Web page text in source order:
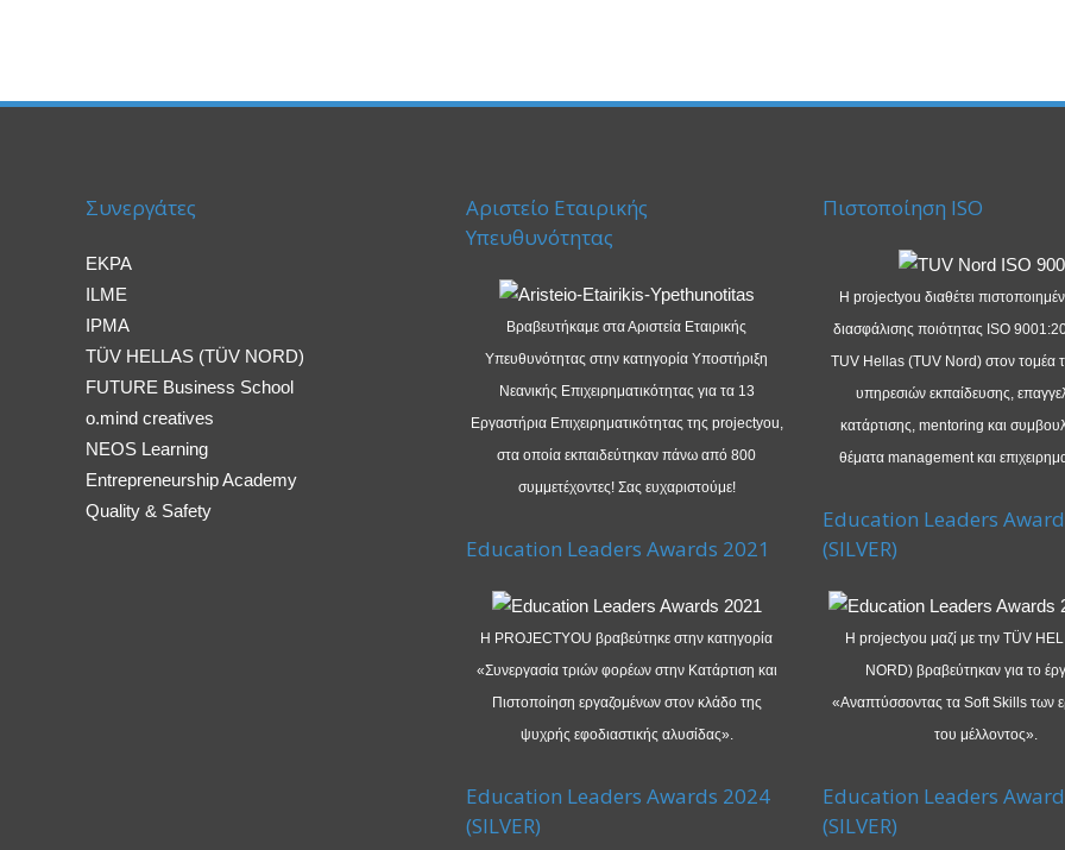
Συνεργάτες
EKPA
ILME
IPMA
TÜV HELLAS (TÜV NORD)
FUTURE Business School
o.mind creatives
NEOS Learning
Entrepreneurship Academy
Quality & Safety
Αριστείο Εταιρικής
Υπευθυνότητας
Βραβευτήκαμε στα Αριστεία Εταιρικής
Υπευθυνότητας στην κατηγορία Υποστήριξη
Νεανικής Επιχειρηματικότητας για τα 13
Εργαστήρια Επιχειρηματικότητας της projectyou,
στα οποία εκπαιδεύτηκαν πάνω από 800
συμμετέχοντες! Σας ευχαριστούμε!
Education Leaders Awards 2021
Η PROJECTYOU βραβεύτηκε στην κατηγορία
«Συνεργασία τριών φορέων στην Κατάρτιση και
Πιστοποίηση εργαζομένων στον κλάδο της
ψυχρής εφοδιαστικής αλυσίδας».
Education Leaders Awards 2024
(SILVER)
Πιστοποίηση ISO
Η projectyou διαθέτει
διασφάλισης ποιότητας ISO
TUV Hellas (TUV Nord) στον τομέα
υπηρεσιών εκπαίδευσης,
κατάρτισης, mentoring και
θέματα management και
Education Leaders
(SILVER)
Η projectyou μαζί με την TÜV
NORD) βραβεύτηκαν για το
«Αναπτύσσοντας τα Soft Skills των
του μέλλοντος».
Education Leaders
(SILVER)